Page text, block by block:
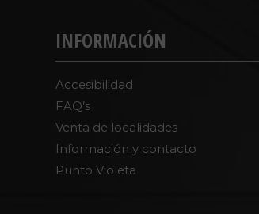
INFORMACIÓN
Accesibilidad
FAQ’s
Venta de localidades
Información y contacto
Punto Violeta